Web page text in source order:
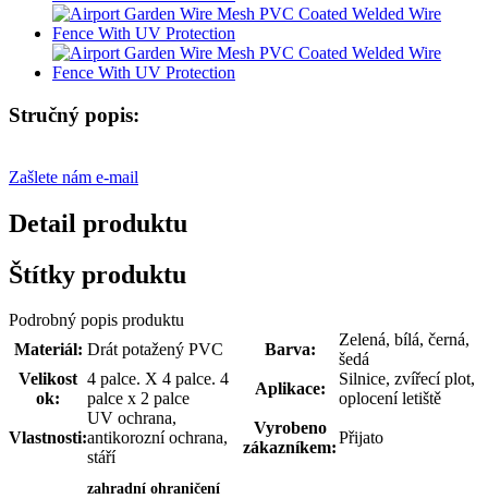
Stručný popis:
Zašlete nám e-mail
Detail produktu
Štítky produktu
Podrobný popis produktu
Materiál: Drát potažený PVC Barva:
Zelená, bílá, černá,
šedá
Velikost
ok:
4 palce. X 4 palce. 4
palce x 2 palce
Aplikace:
Silnice, zvířecí plot,
oplocení letiště
Vlastnosti:
UV ochrana,
antikorozní ochrana,
stáří
Vyrobeno
zákazníkem:
Přijato
zahradní ohraničení